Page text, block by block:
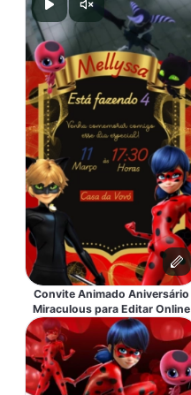
Convite Animado Aniversário
Miraculous para Editar Online